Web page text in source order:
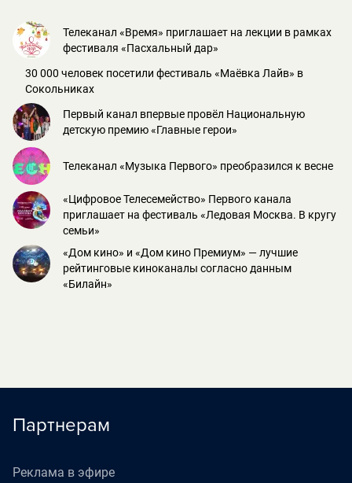
Телеканал «Время» приглашает на лекции в рамках
фестиваля «Пасхальный дар»
30 000 человек посетили фестиваль «Маёвка Лайв» в
Сокольниках
Первый канал впервые провёл Национальную
детскую премию «Главные герои»
Телеканал «Музыка Первого» преобразился к весне
«Цифровое Телесемейство» Первого канала
приглашает на фестиваль «Ледовая Москва. В кругу
семьи»
«Дом кино» и «Дом кино Премиум» — лучшие
рейтинговые киноканалы согласно данным
«Билайн»
Партнерам
Реклама в эфире